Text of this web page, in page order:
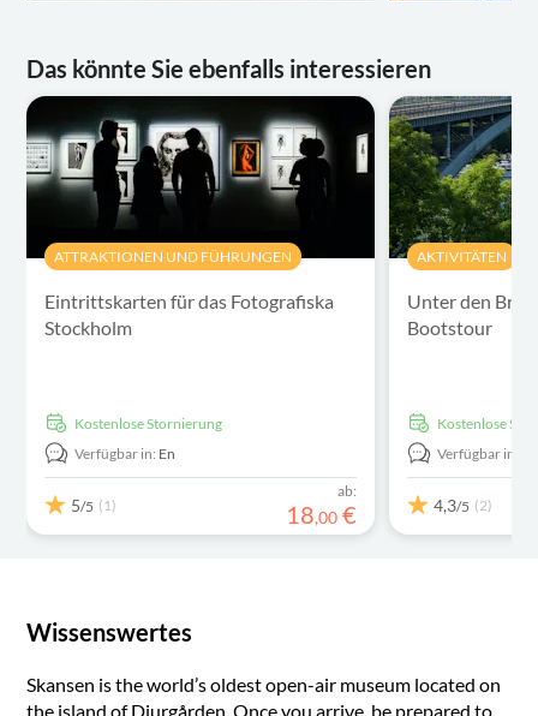
Das könnte Sie ebenfalls interessieren
ATTRAKTIONEN UND FÜHRUNGEN
Eintrittskarten für das Fotografiska
Stockholm
kostenlose Stornierung
Verfügbar in: En
5/5 (1)
ab:
18,00 €
AKTIVITÄTEN
Unter den
Bootstour
kostenlose
Verfügbar in:
4,3/5 (2)
Wissenswertes
Skansen is the world’s oldest open-air museum located on
the island of Djurgården. Once you arrive, be prepared to